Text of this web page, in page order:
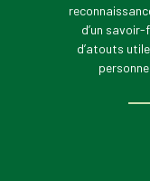
d’un
d’atouts